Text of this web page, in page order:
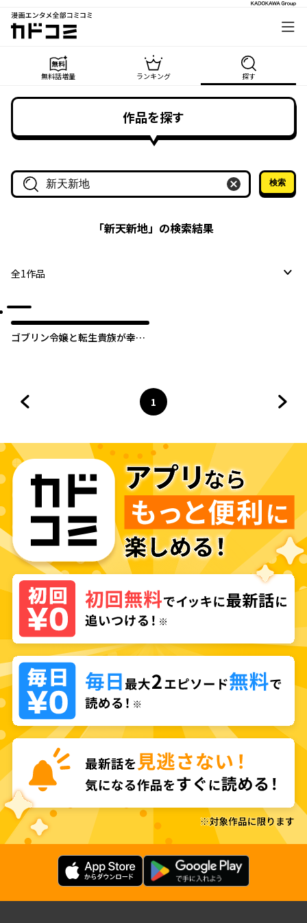
漫画エンタメ全部コミコミ
カドコミ
無料話増量 ランキング 探す
作品を探す
作品名・作家名で探す
検索
「新天新地」の検索結果
全1作品
ゴブリン令嬢と転生貴族が幸せ
ページ
1
へ